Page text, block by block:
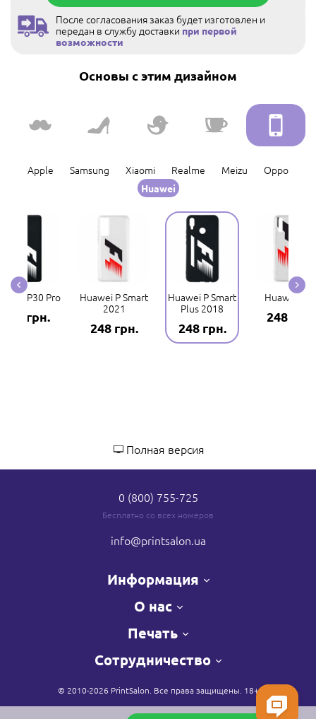
После согласования заказ будет изготовлен и
передан в службу доставки при первой
возможности
Основы с этим дизайном
Apple Samsung Xiaomi Realme Meizu Oppo
Huawei
P30 Pro
248 грн.
Huawei P Smart
2021
248 грн.
Huawei P Smart
Plus 2018
248 грн.
Huawei P20
248 грн.
Полная версия
0 (800) 755-725
Бесплатно со всех номеров
info@printsalon.ua
Информация
О нас
Печать
Сотрудничество
© 2010-2026 PrintSalon. Все права защищены. 18+